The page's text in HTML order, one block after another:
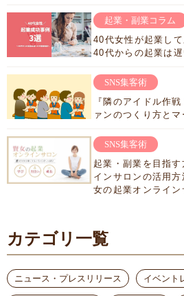
起業・副業コラム
40代女性が起業し
40代からの起業は
SNS集客術
『隣のアイドル作
ァンのつくり方と
SNS集客術
起業・副業を目指
インサロンの活用
女の起業オンライン
カテゴリ一覧
ニュース・プレスリリース イベント